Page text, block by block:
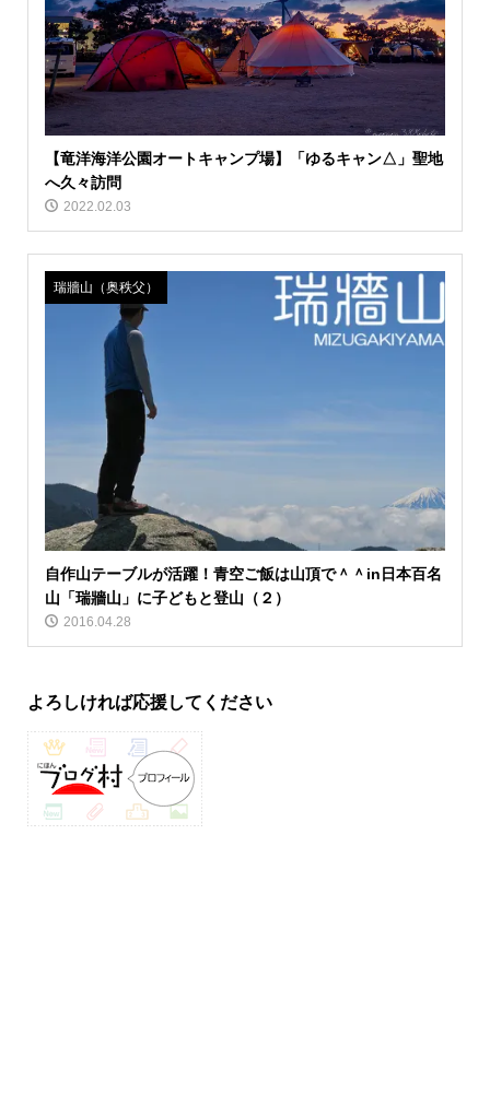
【竜洋海洋公園オートキャンプ場】「ゆるキャン△」聖地
へ久々訪問
2022.02.03
瑞牆山（奥秩父）
自作山テーブルが活躍！青空ご飯は山頂で＾＾in日本百名
山「瑞牆山」に子どもと登山（２）
2016.04.28
よろしければ応援してください